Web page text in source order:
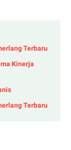
Terbaru
Kinerja
Terbaru